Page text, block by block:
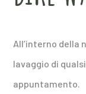
All’interno
lavaggio di
appuntamento.